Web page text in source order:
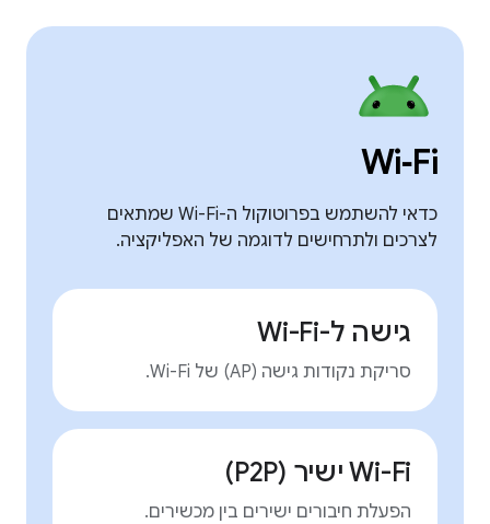
Wi‑Fi
כדאי להשתמש בפרוטוקול ה-Wi-Fi שמתאים
לצרכים ולתרחישים לדוגמה של האפליקציה.
גישה ל-Wi-Fi
סריקת נקודות גישה (AP) של Wi-Fi.
Wi-Fi ישיר (P2P)
הפעלת חיבורים ישירים בין מכשירים.